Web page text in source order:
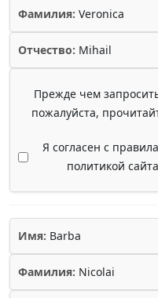
Фамилия: Veronica
Отчество: Mihail
Прежде чем
пожалуйста,
Я согласен с
политикой сайта
Имя: Barba
Фамилия: Nicolai